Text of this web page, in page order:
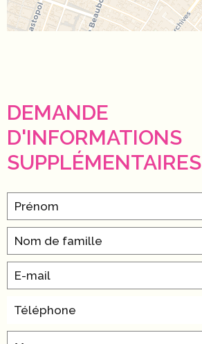
DEMANDE
D'INFORMATIONS
SUPPLÉMENTAIRES